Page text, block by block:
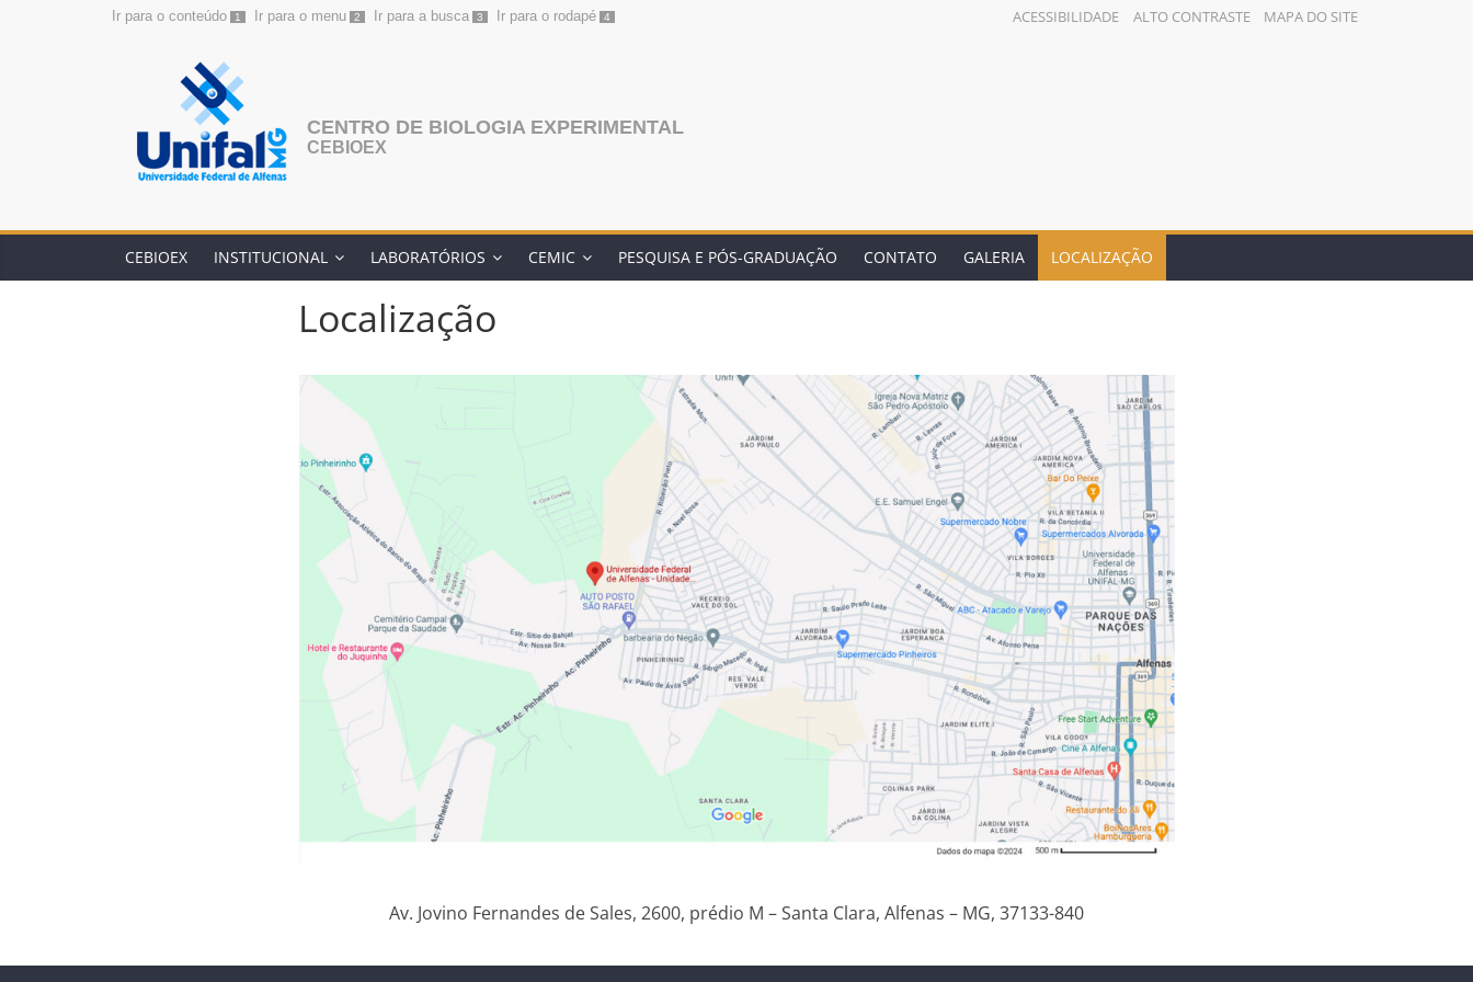
Ir para o conteúdo 1 Ir para o menu 2 Ir para a busca 3 Ir para o rodapé 4 ACESSIBILIDADE ALTO CONTRASTE MAPA DO SITE
CENTRO DE BIOLOGIA EXPERIMENTAL
CEBIOEX
CEBIOEX INSTITUCIONAL LABORATÓRIOS CEMIC PESQUISA E PÓS-GRADUAÇÃO CONTATO GALERIA LOCALIZAÇÃO
Localização
Av. Jovino Fernandes de Sales, 2600, prédio M – Santa Clara, Alfenas – MG, 37133-840